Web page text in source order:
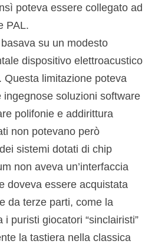
poteva essere collegato ad
PAL.
su un modesto
dispositivo elettroacustico
Questa limitazione poteva
soluzioni software
polifonie e addirittura
non potevano però
sistemi dotati di chip
non aveva un’interfaccia
doveva essere acquistata
da terze parti, come la
i puristi giocatori “sinclairisti”
la tastiera nella classica